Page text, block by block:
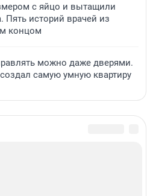
с яйцо и вытащили
Пять историй врачей из
концом
можно даже дверями.
самую умную квартиру